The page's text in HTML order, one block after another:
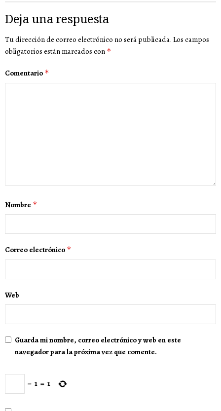
Deja una respuesta
Tu dirección de correo electrónico no será publicada. Los campos
obligatorios están marcados con *
Comentario *
Nombre *
Correo electrónico *
Web
Guarda mi nombre, correo electrónico y web en este
navegador para la próxima vez que comente.
− 1 = 1